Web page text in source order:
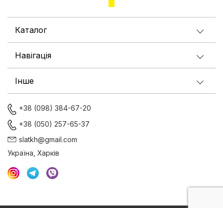
Каталог
Навігація
Інше
+38 (098) 384-67-20
+38 (050) 257-65-37
slatkh@gmail.com
Україна, Харків